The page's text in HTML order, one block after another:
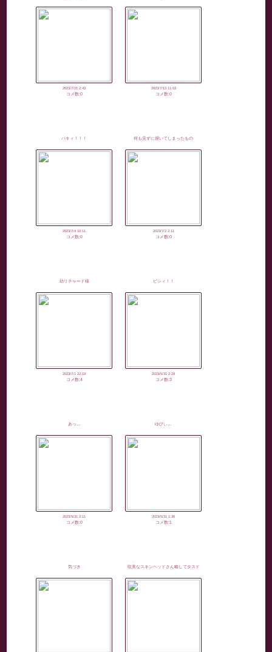
2023/7/21 2:43
コメ数:0
2023/7/13 11:03
コメ数:0
バキィ！！！
2023/7/4 10:11
コメ数:0
何も見ずに描いてしまったもの
2023/7/2 2:11
コメ数:0
幼リチャード様
2023/7/1 22:19
コメ数:4
ビシィ！！
2023/5/31 2:28
コメ数:3
あっ…
2023/5/31 2:11
コメ数:0
ゆびぃ…
2023/5/31 1:36
コメ数:1
気づき 耽美なスキンヘッドさん略してタスド